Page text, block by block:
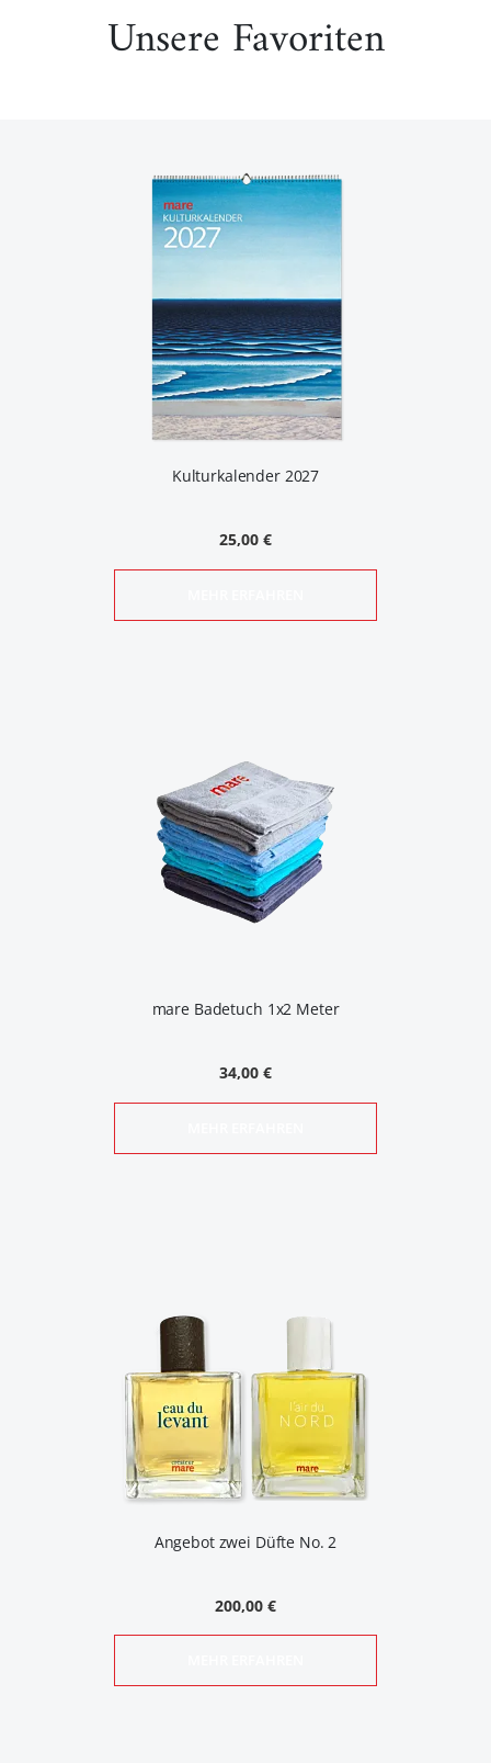
Unsere Favoriten
Kulturkalender 2027
25,00 €
mare Badetuch 1x2 Meter
34,00 €
Angebot zwei Düfte No. 2
200,00 €